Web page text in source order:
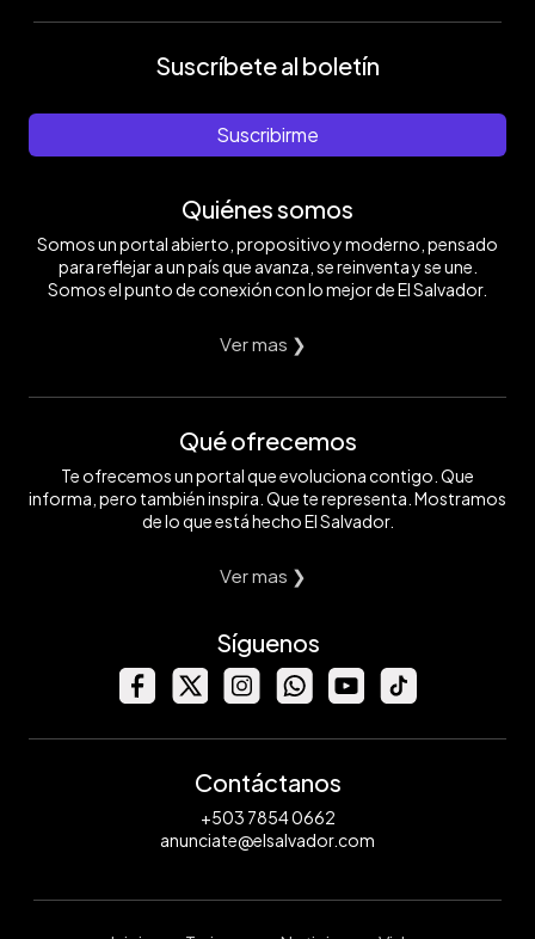
Suscríbete al boletín
Suscribirme
Quiénes somos
Somos un portal abierto, propositivo y moderno, pensado
para reflejar a un país que avanza, se reinventa y se une.
Somos el punto de conexión con lo mejor de El Salvador.
Ver mas ❯
Qué ofrecemos
Te ofrecemos un portal que evoluciona contigo. Que
informa, pero también inspira. Que te representa. Mostramos
de lo que está hecho El Salvador.
Ver mas ❯
Síguenos
Contáctanos
+503 7854 0662
anunciate@elsalvador.com